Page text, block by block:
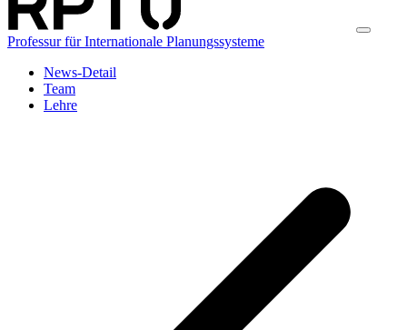
Professur für Internationale Planungssysteme
News-Detail
Team
Lehre